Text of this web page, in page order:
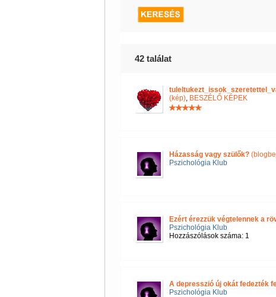
42 találat
(kép), BESZÉLŐ KÉPEK
Házasság vagy szülők?
Pszichológia Klub
Ezért érezzük végtelennek a
Pszichológia Klub
Hozzászólások száma: 1
A depresszió új okát fedezték
Pszichológia Klub